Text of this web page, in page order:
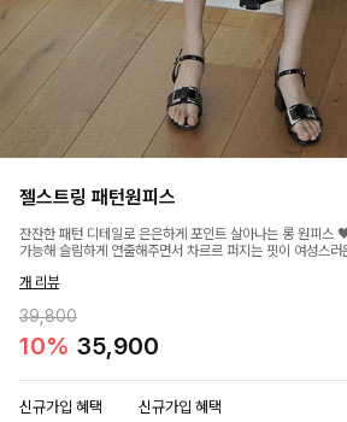
젤스트링 패턴원피스
잔잔한 패턴 디테일로 은은하게 포인트 살아나는 롱 원피스
가능해 슬림하게 연출해주면서 차르르 퍼지는 핏이 여성스러
개 리뷰
39,800
10% 35,900
신규가입 혜택 신규가입 혜택